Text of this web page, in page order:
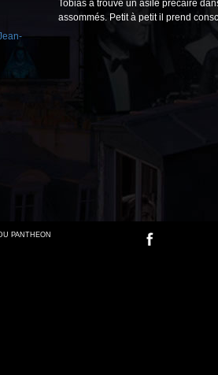
Tobias a trouvé un asile précaire
assommés. Petit à petit il prend
PANTHEON